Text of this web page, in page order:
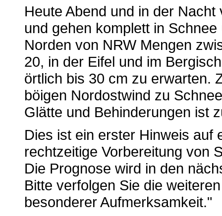
Heute Abend und in der
und gehen komplett in
Norden von NRW Mengen
20, in der Eifel und im
örtlich bis 30 cm zu erwarten.
böigen Nordostwind zu
Glätte und Behinderungen ist
Dies ist ein erster Hinweis auf
rechtzeitige Vorbereitung von
Die Prognose wird in den
Bitte verfolgen Sie die
besonderer Aufmerksamkeit."